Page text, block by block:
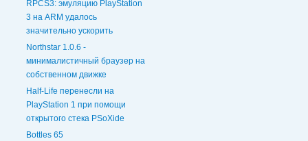
RPCS3: эмуляцию PlayStation
3 на ARM удалось
значительно ускорить
Northstar 1.0.6 -
минималистичный браузер на
собственном движке
Half-Life перенесли на
PlayStation 1 при помощи
открытого стека PSoXide
Bottles 65